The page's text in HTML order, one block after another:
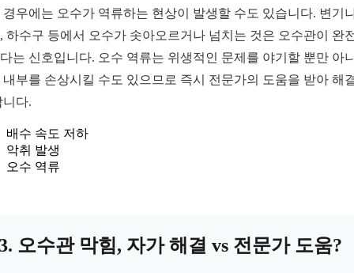
경우에는 오수가 역류하는 현상이 발생할 수도 있습니다. 변기
하수구 등에서 오수가 솟아오르거나 넘치는 것은 오수관이 완
는 신호입니다. 오수 역류는 위생적인 문제를 야기할 뿐만 아
내부를 손상시킬 수도 있으므로 즉시 전문가의 도움을 받아 해
니다.
배수 속도 저하
악취 발생
오수 역류
오수관 막힘, 자가 해결 vs 전문가 도움?